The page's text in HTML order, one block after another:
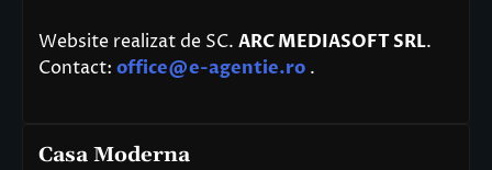
Website realizat de SC. ARC MEDIASOFT SRL.
Contact: office@e-agentie.ro .
Casa Moderna